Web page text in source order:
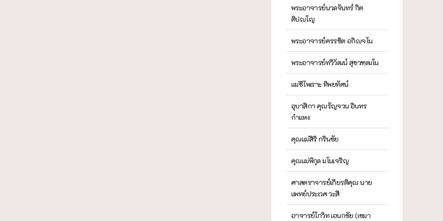
พระอาจารย์นวลจันทร์ กิตฺ
ติปญฺโญ
พระอาจารย์ครรชิต อกิญฺจโน
พระอาจารย์ทวีวัฒน์ สุขวฑฺฒโน
แม่ชีไพเราะ ทิพยทัศน์
อุบาสิกา คุณรัญจวน อินทร
กำแหง
คุณแม่สิริ กรินชัย
คุณแม่พิกุล มโนเจริญ
ศาสตราจารย์เกียรติคุณ นาย
แพทย์ประเวศ วะสี
อาจารย์โกวิท เอนกชัย (เขมา